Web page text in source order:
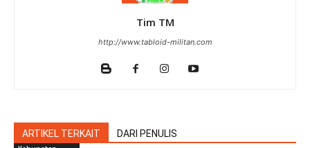
Tim TM
http://www.tabloid-militan.com
ARTIKEL TERKAIT DARI PENULIS